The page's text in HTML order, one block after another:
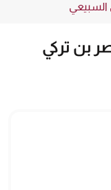
السبيعي
بن تركي